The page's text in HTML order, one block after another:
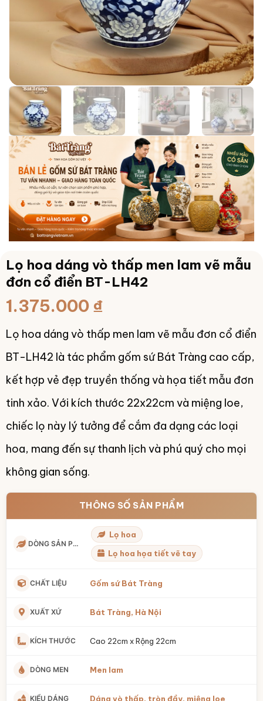
Lọ hoa dáng vò thấp men lam vẽ mẫu
đơn cổ điển BT-LH42
1.375.000 ₫
Lọ hoa dáng vò thấp men lam vẽ mẫu đơn cổ điển
BT-LH42 là tác phẩm gốm sứ Bát Tràng cao cấp,
kết hợp vẻ đẹp truyền thống và họa tiết mẫu đơn
tinh xảo. Với kích thước 22x22cm và miệng loe,
chiếc lọ này lý tưởng để cắm đa dạng các loại
hoa, mang đến sự thanh lịch và phú quý cho mọi
không gian sống.
THÔNG SỐ SẢN PHẨM
DÒNG SẢN PHẨM
Lọ hoa
Lọ hoa họa tiết vẽ tay
CHẤT LIỆU Gốm sứ Bát Tràng
XUẤT XỨ Bát Tràng, Hà Nội
KÍCH THƯỚC Cao 22cm x Rộng 22cm
DÒNG MEN Men lam
KIỂU DÁNG Dáng vò thấp, tròn đầy, miệng loe